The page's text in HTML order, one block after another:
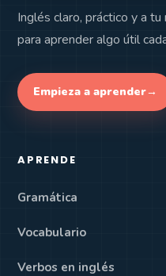
Inglés claro, práctico y a
para aprender algo útil
Empieza a aprender→
APRENDE
Gramática
Vocabulario
Verbos en inglés